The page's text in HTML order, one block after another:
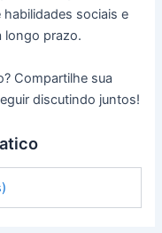
sociais e
longo prazo.
Compartilhe sua
discutindo juntos!